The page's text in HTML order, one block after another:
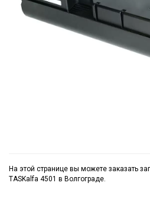
На этой странице вы можете заказать
TASKalfa 4501 в Волгограде.